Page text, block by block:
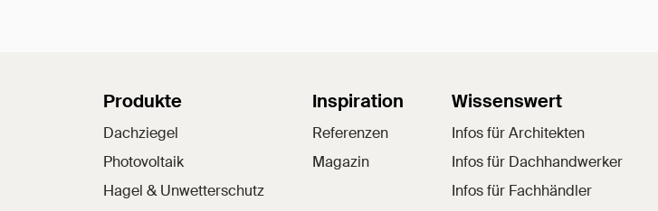
Sitemap
Produkte
Dachziegel
Photovoltaik
Hagel & Unwetterschutz
Inspiration
Referenzen
Magazin
Wissenswert
Infos für Architekten
Infos für Dachhandwerker
Infos für Fachhändler